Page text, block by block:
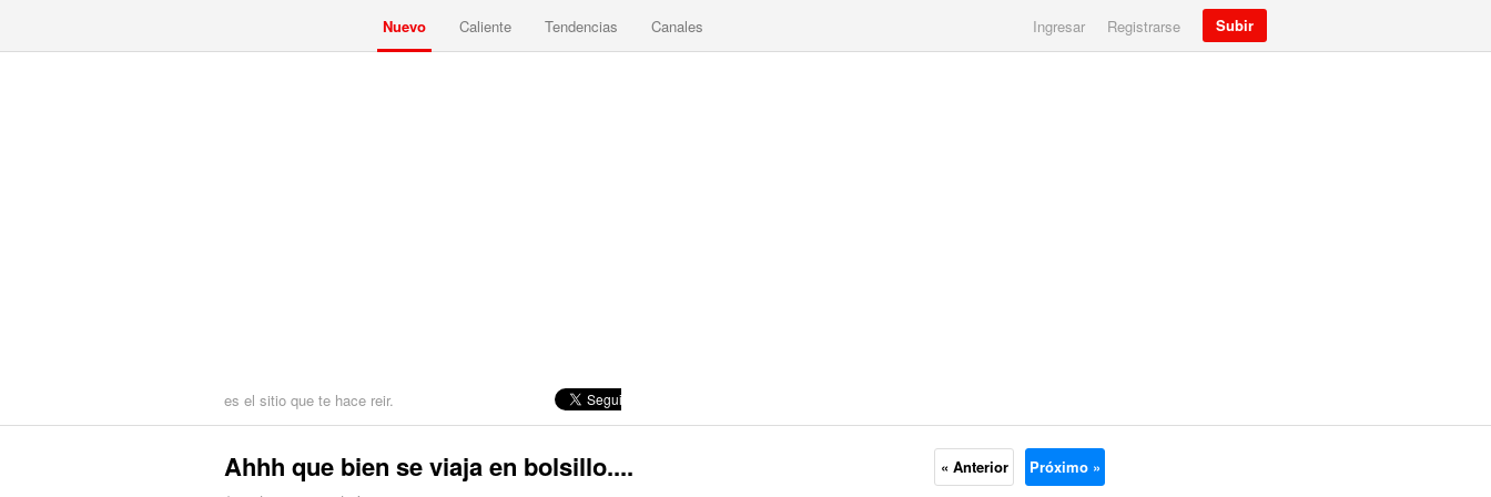
Nuevo Caliente Tendencias Canales Ingresar Registrarse Subir
es el sitio que te hace reir.
Ahhh que bien se viaja en bolsillo.... « Anterior Próximo »